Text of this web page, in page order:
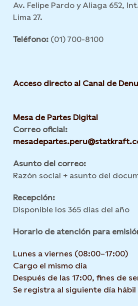
Av. Felipe Pardo y Aliaga 652,
Lima 27.
Teléfono: (01) 700-8100
Acceso directo al Canal de
Mesa de Partes Digital
Correo oficial:
Asunto del correo:
Razón social + asunto del
Recepción:
Disponible los 365 días del año
Horario de atención para
Lunes a viernes (08:00–17:00)
Cargo el mismo día
Después de las 17:00, fines de
Se registra al siguiente día hábil